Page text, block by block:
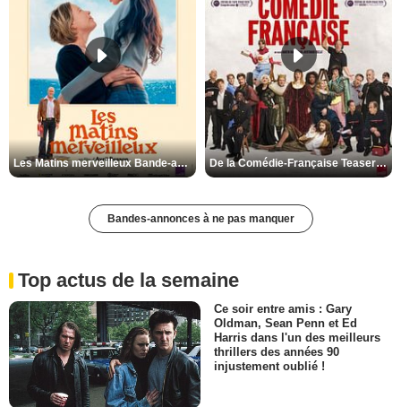
Les Matins merveilleux Bande-annonce VF De la Comédie-Française Teaser VF
Bandes-annonces à ne pas manquer
Top actus de la semaine
Ce soir entre amis : Gary
Oldman, Sean Penn et Ed
Harris dans l'un des meilleurs
thrillers des années 90
injustement oublié !